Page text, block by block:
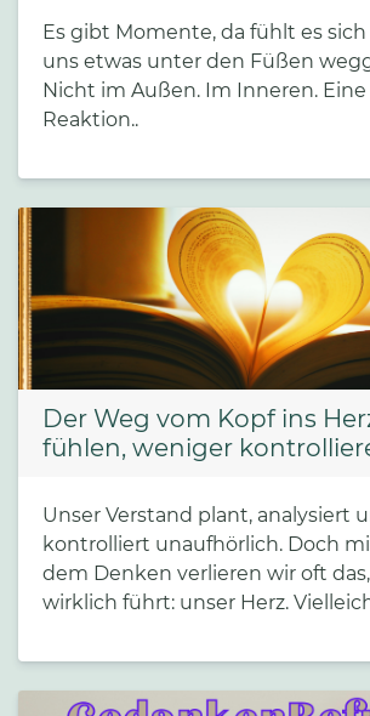
Es gibt Momente, da fühlt es sich
uns etwas unter den Füßen
Nicht im Außen. Im Inneren. Eine
Reaktion..
Der Weg vom Kopf ins
fühlen, weniger
Unser Verstand plant, analysiert
kontrolliert unaufhörlich. Doch
dem Denken verlieren wir oft
wirklich führt: unser Herz.